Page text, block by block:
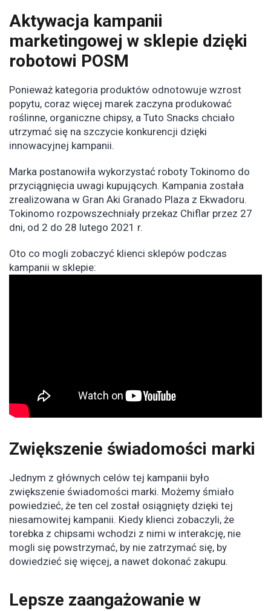
Aktywacja kampanii
marketingowej w sklepie dzięki
robotowi POSM
Ponieważ kategoria produktów odnotowuje wzrost
popytu, coraz więcej marek zaczyna produkować
roślinne, organiczne chipsy, a Tuto Snacks chciało
utrzymać się na szczycie konkurencji dzięki
innowacyjnej kampanii.
Marka postanowiła wykorzystać roboty Tokinomo do
przyciągnięcia uwagi kupujących. Kampania została
zrealizowana w Gran Aki Granado Plaza z Ekwadoru.
Tokinomo rozpowszechniały przekaz Chiflar przez 27
dni, od 2 do 28 lutego 2021 r.
Oto co mogli zobaczyć klienci sklepów podczas
kampanii w sklepie:
Zwiększenie świadomości marki
Jednym z głównych celów tej kampanii było
zwiększenie świadomości marki. Możemy śmiało
powiedzieć, że ten cel został osiągnięty dzięki tej
niesamowitej kampanii. Kiedy klienci zobaczyli, że
torebka z chipsami wchodzi z nimi w interakcję, nie
mogli się powstrzymać, by nie zatrzymać się, by
dowiedzieć się więcej, a nawet dokonać zakupu.
Lepsze zaangażowanie w